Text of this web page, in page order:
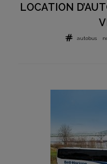
LOCATION
autobus